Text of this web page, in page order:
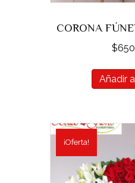
CORONA
$
Añadir
¡Oferta!